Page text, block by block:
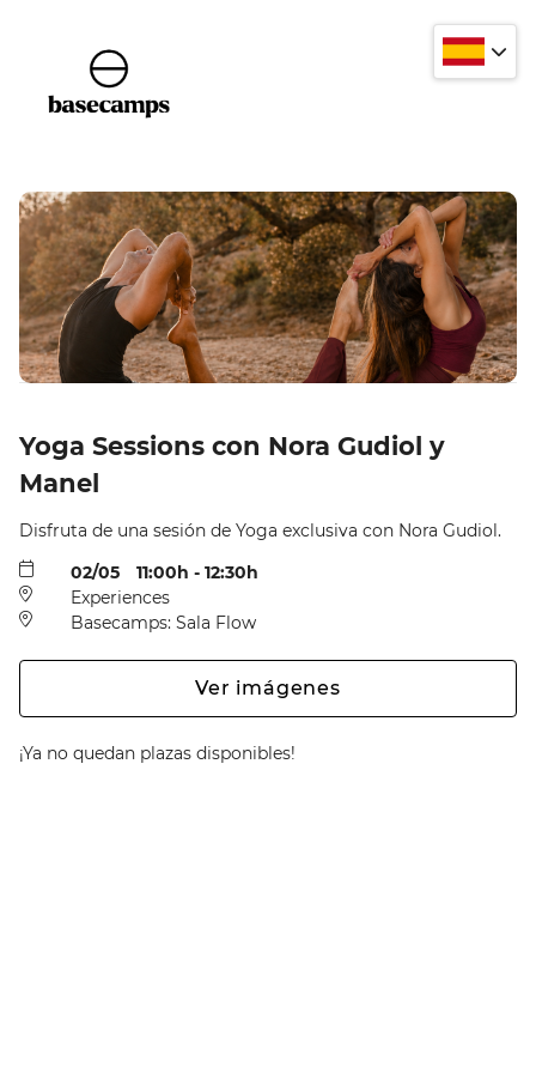
Yoga Sessions con Nora Gudiol y
Manel
Disfruta de una sesión de Yoga exclusiva con Nora Gudiol.
02/05
11:00h - 12:30h
Experiences
Basecamps: Sala Flow
Ver imágenes
¡Ya no quedan plazas disponibles!